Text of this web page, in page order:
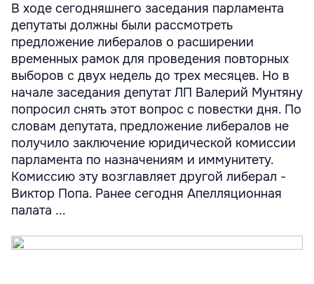
В ходе сегодняшнего заседания парламента
депутаты должны были рассмотреть
предложение либералов о расширении
временных рамок для проведения повторных
выборов с двух недель до трех месяцев. Но в
начале заседания депутат ЛП Валерий Мунтяну
попросил снять этот вопрос с повестки дня. По
словам депутата, предложение либералов не
получило заключение юридической комиссии
парламента по назначениям и иммунитету.
Комиссию эту возглавляет другой либерал -
Виктор Попа. Ранее сегодня Апелляционная
палата ...